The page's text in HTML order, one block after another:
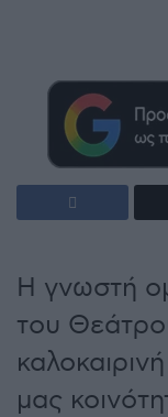
Η γνωστή
του
μας